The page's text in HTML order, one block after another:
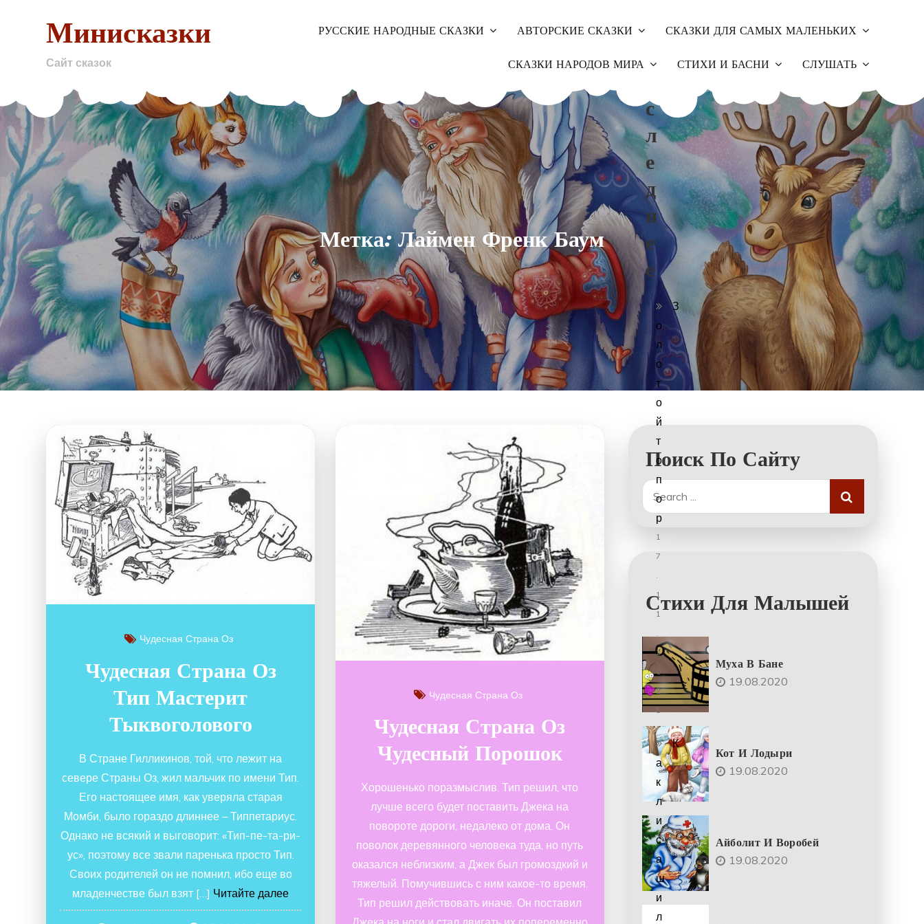
Минисказки
Сайт сказок
РУССКИЕ НАРОДНЫЕ СКАЗКИ АВТОРСКИЕ СКАЗКИ СКАЗКИ ДЛЯ САМЫХ МАЛЕНЬКИХ
СКАЗКИ НАРОДОВ МИРА СТИХИ И БАСНИ СЛУШАТЬ
Метка: Лаймен Френк Баум
Чудесная Страна Оз
Чудесная Страна Оз
Тип Мастерит
Тыквоголового
В Стране Гилликинов, той, что лежит на
севере Страны Оз, жил мальчик по имени Тип.
Его настоящее имя, как уверяла старая
Момби, было гораздо длиннее – Типпетариус.
Однако не всякий и выговорит: «Тип-пе-та-ри-
ус», поэтому все звали паренька просто Тип.
Своих родителей он не помнил, ибо еще во
младенчестве был взят […] Читайте далее
Чудесная Страна Оз
Чудесная Страна Оз
Чудесный Порошок
Хорошенько поразмыслив. Тип решил, что
лучше всего будет поставить Джека на
повороте дороги, недалеко от дома. Он
поволок деревянного человека туда, но путь
оказался неблизким, а Джек был громоздкий и
тяжелый. Помучившись с ним какое-то время.
Тип решил действовать иначе. Он поставил
Поиск По Сайту
Search
for:
Стихи Для Малышей
Муха В Бане
19.08.2020
Кот И Лодыри
19.08.2020
Айболит И Воробей
19.08.2020
С
Л
Е
Д
Н
Е
Е
З
о
л
о
т
о
й
т
о
п
о
р
1
7
.
1
1
.
2
0
2
5
К
а
к
л
и
с
а
ш
и
л